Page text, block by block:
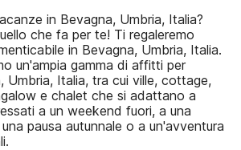
in Bevagna, Umbria, Italia?
che fa per te! Ti regaleremo
in Bevagna, Umbria, Italia.
un'ampia gamma di affitti per
Umbria, Italia, tra cui ville, cottage,
e chalet che si adattano a
a un weekend fuori, a una
pausa autunnale o a un'avventura